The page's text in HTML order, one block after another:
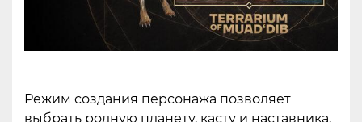
Режим создания персонажа позволяет
выбрать родную планету, касту и наставника,